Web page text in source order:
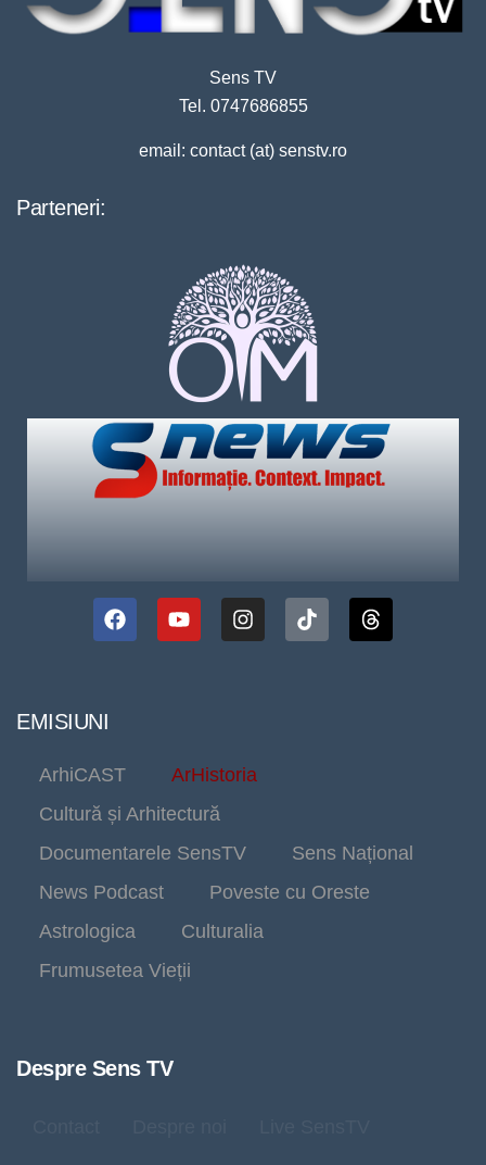
Sens TV
Tel. 0747686855
email: contact (at) senstv.ro
Parteneri:
EMISIUNI
ArhiCAST
ArHistoria
Cultură și Arhitectură
Documentarele SensTV
Sens Național
News Podcast
Poveste cu Oreste
Astrologica
Culturalia
Frumusetea Vieții
Despre Sens TV